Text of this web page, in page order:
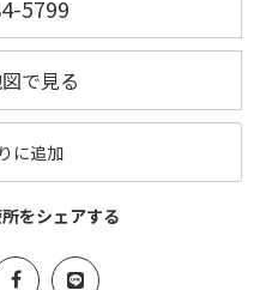
5799
で見る
に追加
をシェアする